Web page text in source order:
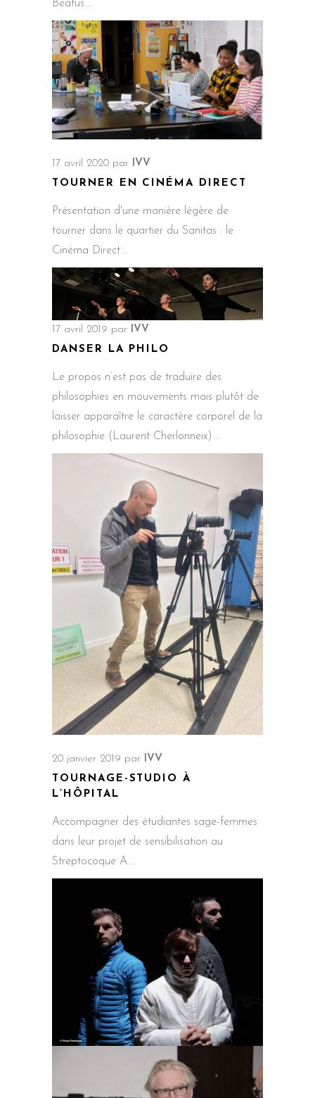
Beatus
17 avril 2020 par IVV
TOURNER EN CINÉMA DIRECT
Présentation d'une manière légère de
tourner dans le quartier du Sanitas : le
Cinéma Direct
17 avril 2019 par IVV
DANSER LA PHILO
Le propos n’est pas de traduire des
philosophies en mouvements mais plutôt de
laisser apparaître le caractère corporel de la
philosophie (Laurent Cherlonneix)
20 janvier 2019 par
IVV
TOURNAGE-STUDIO À
L’HÔPITAL
Accompagner des étudiantes sage-femmes
dans leur projet de sensibilisation au
Streptocoque A
DIX SUR DYS